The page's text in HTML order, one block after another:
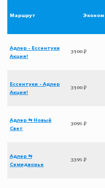
Маршрут Эконом
Адлер - Ессентуки
Акция!
3100 ₽
Ессентуки - Адлер
Акция!
3100 ₽
Адлер ⇆ Новый
Свет
3095 ₽
Адлер ⇆
Семидворье
3395 ₽